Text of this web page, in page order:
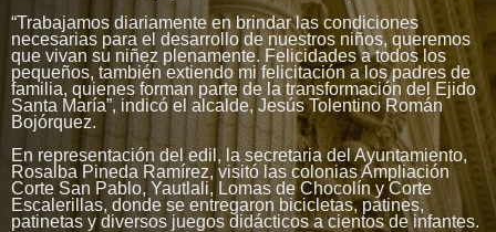
“Trabajamos diariamente en brindar las condiciones
necesarias para el desarrollo de nuestros niños, queremos
que vivan su niñez plenamente. Felicidades a todos los
pequeños, también extiendo mi felicitación a los padres de
familia, quienes forman parte de la transformación del Ejido
Santa María”, indicó el alcalde, Jesús Tolentino Román
Bojórquez.
En representación del edil, la secretaria del Ayuntamiento,
Rosalba Pineda Ramírez, visitó las colonias Ampliación
Corte San Pablo, Yautlali, Lomas de Chocolín y Corte
Escalerillas, donde se entregaron bicicletas, patines,
patinetas y diversos juegos didácticos a cientos de infantes.